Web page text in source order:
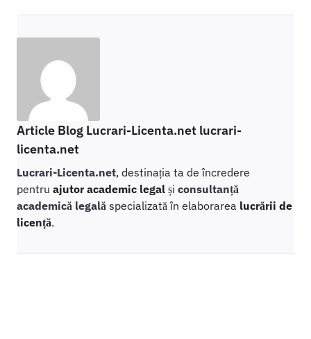
Article Blog Lucrari-Licenta.net lucrari-
licenta.net
Lucrari-Licenta.net, destinația ta de încredere
pentru ajutor academic legal și consultanță
academică legală specializată în elaborarea lucrării de
licență.